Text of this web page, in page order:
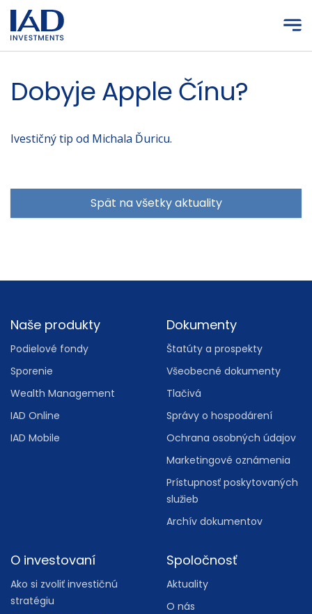
Prejsť na hlavný obsah
Dobyje Apple Čínu?
Ivestičný tip od Michala Ďuricu.
Spät na všetky aktuality
Footer
Naše produkty
Podielové fondy
Sporenie
Wealth Management
IAD Online
IAD Mobile
Dokumenty
Štatúty a prospekty
Všeobecné dokumenty
Tlačivá
Správy o hospodárení
Ochrana osobných údajov
Marketingové oznámenia
Prístupnosť poskytovaných
služieb
Archív dokumentov
O investovaní
Ako si zvoliť investičnú
stratégiu
Spoločnosť
Aktuality
O nás